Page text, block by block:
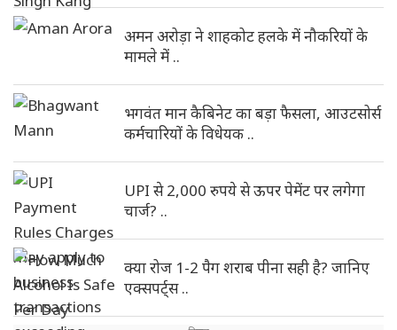
अमन अरोड़ा ने शाहकोट हलके में नौकरियों के
मामले में ..
भगवंत मान कैबिनेट का बड़ा फैसला, आउटसोर्स
कर्मचारियों के विधेयक ..
UPI से 2,000 रुपये से ऊपर पेमेंट पर लगेगा
चार्ज? ..
क्या रोज 1-2 पैग शराब पीना सही है? जानिए
एक्सपर्ट्स ..